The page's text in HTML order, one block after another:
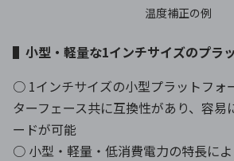
温度補正の例
▌小型・軽量な1インチサイズのプラ
○ 1インチサイズの小型プラットフォ
ターフェース共に互換性があり、容易
ードが可能
○ 小型・軽量・低消費電力の特長に